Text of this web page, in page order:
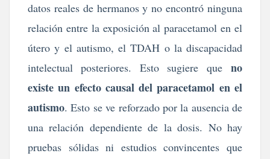
datos reales de hermanos y no encontró ninguna
relación entre la exposición al paracetamol en el
útero y el autismo, el TDAH o la discapacidad
intelectual posteriores. Esto sugiere que
no
existe un efecto causal del paracetamol en el
autismo. Esto se ve reforzado por la ausencia de
una relación dependiente de la dosis. No hay
pruebas sólidas ni estudios convincentes que